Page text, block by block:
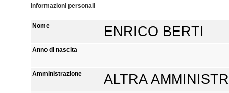
Informazioni personali
Nome ENRICO BERTI
Anno di nascita
Amministrazione ALTRA